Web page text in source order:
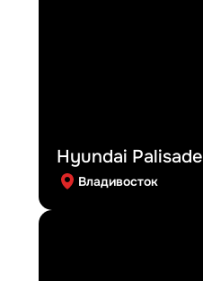
Hyundai Palisade
Владивосток